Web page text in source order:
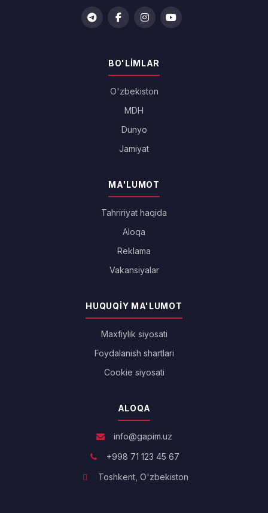
BO'LIMLAR
O'zbekiston
MDH
Dunyo
Jamiyat
MA'LUMOT
Tahririyat haqida
Aloqa
Reklama
Vakansiyalar
HUQUQIY MA'LUMOT
Maxfiylik siyosati
Foydalanish shartlari
Cookie siyosati
ALOQA
info@gapim.uz
+998 71 123 45 67
Toshkent, O'zbekiston